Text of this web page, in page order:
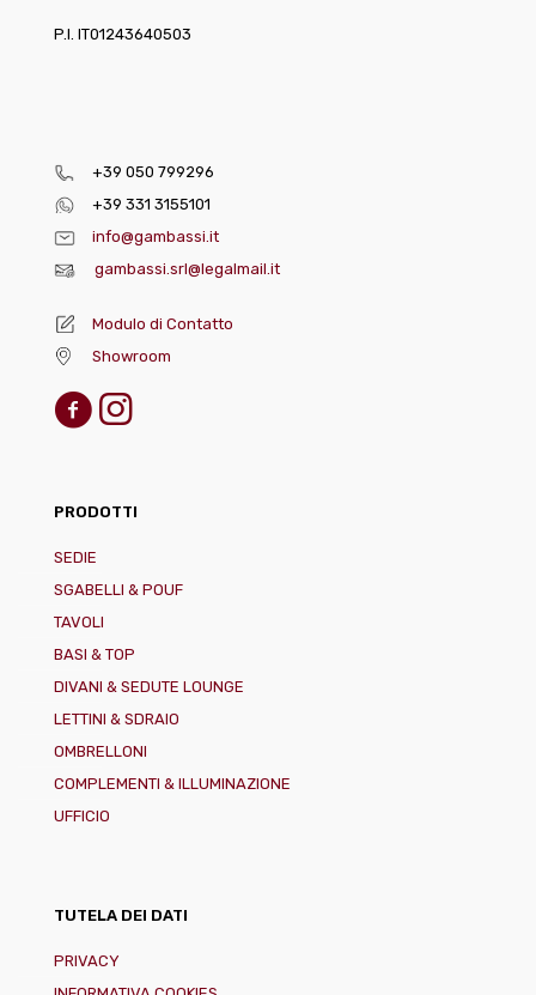
P.I. IT01243640503
+39 050 799296
+39 331 3155101
info@gambassi.it
gambassi.srl@legalmail.it
Modulo di Contatto
Showroom
PRODOTTI
SEDIE
SGABELLI & POUF
TAVOLI
BASI & TOP
DIVANI & SEDUTE LOUNGE
LETTINI & SDRAIO
OMBRELLONI
COMPLEMENTI & ILLUMINAZIONE
UFFICIO
TUTELA DEI DATI
PRIVACY